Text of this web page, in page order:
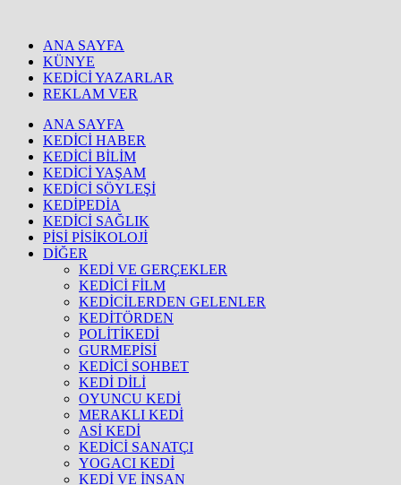
ANA SAYFA
KÜNYE
KEDİCİ YAZARLAR
REKLAM VER
ANA SAYFA
KEDİCİ HABER
KEDİCİ BİLİM
KEDİCİ YAŞAM
KEDİCİ SÖYLEŞİ
KEDİPEDİA
KEDİCİ SAĞLIK
PİSİ PİSİKOLOJİ
DİĞER
KEDİ VE GERÇEKLER
KEDİCİ FİLM
KEDİCİLERDEN GELENLER
KEDİTÖRDEN
POLİTİKEDİ
GURMEPİSİ
KEDİCİ SOHBET
KEDİ DİLİ
OYUNCU KEDİ
MERAKLI KEDİ
ASİ KEDİ
KEDİCİ SANATÇI
YOGACI KEDİ
KEDİ VE İNSAN